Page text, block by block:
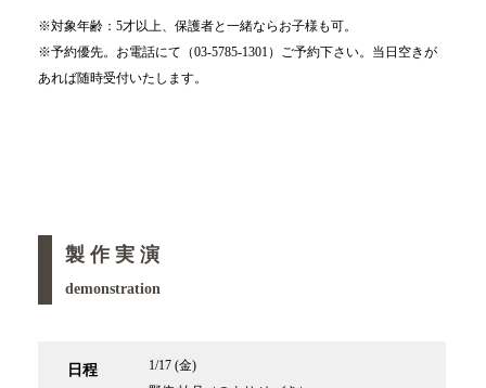
※対象年齢：5才以上、保護者と一緒ならお子様も可。
※予約優先。お電話にて（03-5785-1301）ご予約下さい。当日空きが
あれば随時受付いたします。
製 作 実 演
demonstration
日程
1/17 (金)